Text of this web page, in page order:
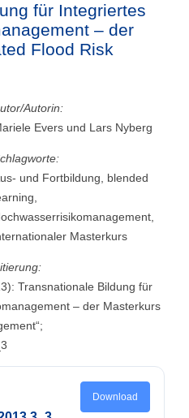
für Integriertes
– der
Flood Risk
Autorin:
Evers und Lars Nyberg
und Fortbildung, blended
Masterkurs
Transnationale Bildung für
– der Masterkurs
Download